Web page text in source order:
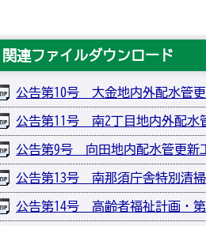
関連ファイルダウンロード
公告第10号 大金地内外配水管更
公告第11号 南2丁目地内外配水
公告第9号 向田地内配水管更新
公告第13号 南那須庁舎特別清
公告第14号 高齢者福祉計画・第